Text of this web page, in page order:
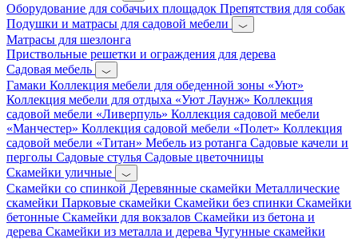
Оборудование для собачьих площадок Препятствия для собак
Подушки и матрасы для садовой мебели
Матрасы для шезлонга
Приствольные решетки и ограждения для дерева
Садовая мебель
Гамаки Коллекция мебели для обеденной зоны «Уют»
Коллекция мебели для отдыха «Уют Лаунж» Коллекция
садовой мебели «Ливерпуль» Коллекция садовой мебели
«Манчестер» Коллекция садовой мебели «Полет» Коллекция
садовой мебели «Титан» Мебель из ротанга Садовые качели и
перголы Садовые стулья Садовые цветочницы
Скамейки уличные
Скамейки со спинкой Деревянные скамейки Металлические
скамейки Парковые скамейки Скамейки без спинки Скамейки
бетонные Скамейки для вокзалов Скамейки из бетона и
дерева Скамейки из металла и дерева Чугунные скамейки